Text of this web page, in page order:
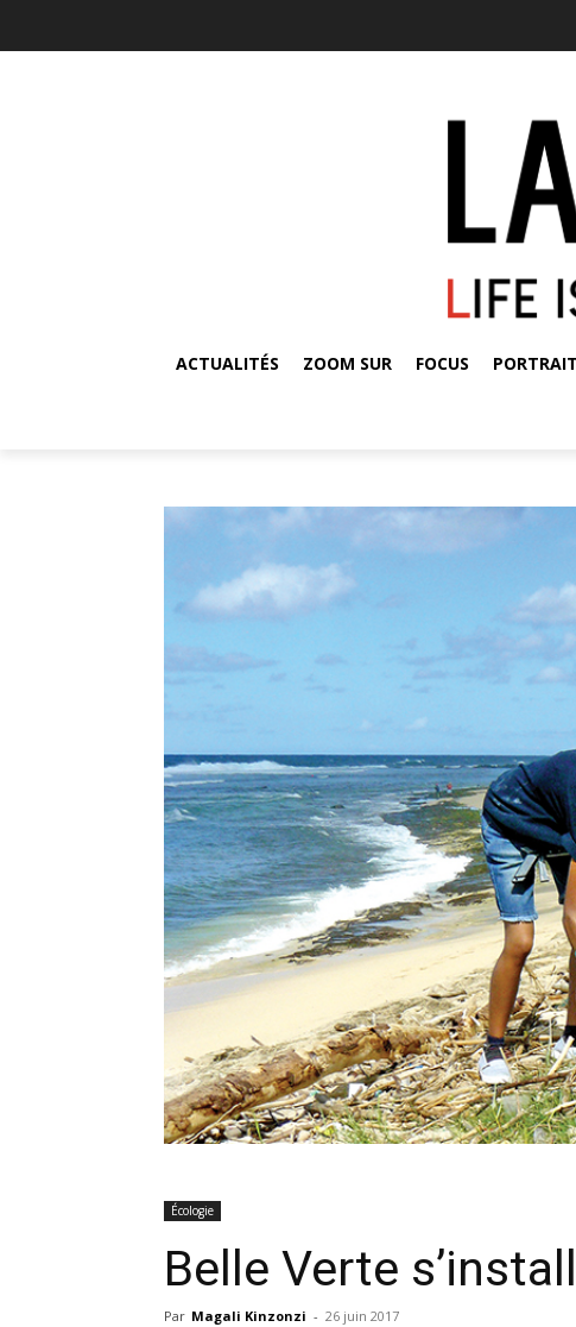
ACTUALITÉS ZOOM SUR FOCUS PORTRAIT
Écologie
Belle Verte
Par Magali Kinzonzi - 26 juin 2017